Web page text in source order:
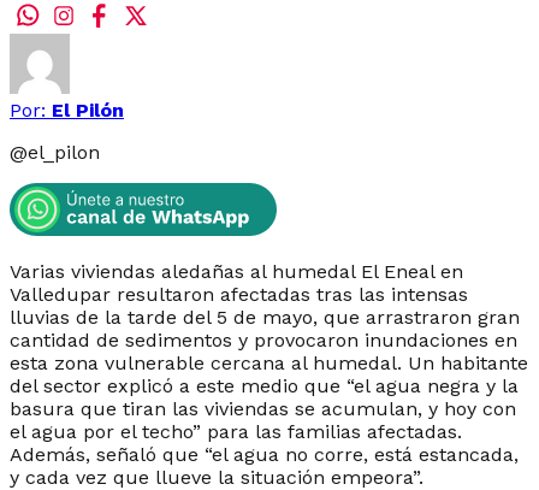
Por: El Pilón
@el_pilon
Varias viviendas aledañas al humedal El Eneal en
Valledupar resultaron afectadas tras las intensas
lluvias de la tarde del 5 de mayo, que arrastraron gran
cantidad de sedimentos y provocaron inundaciones en
esta zona vulnerable cercana al humedal. Un habitante
del sector explicó a este medio que “el agua negra y la
basura que tiran las viviendas se acumulan, y hoy con
el agua por el techo” para las familias afectadas.
Además, señaló que “el agua no corre, está estancada,
y cada vez que llueve la situación empeora”.